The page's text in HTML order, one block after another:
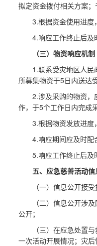
拟定资金拨付相关方案
3.根据资金使用进度
4.响应工作终止后及
（三）物资响应机制
1.联系受灾地区人民
所募集物资于5日内送达
2.涉及采购的物资，
作，于5个工作日内完成
3.根据物资发放进度
4.响应期间应及时配
5.响应工作终止后及
五、应急慈善活动
（一）信息公开接
（二）信息公开涉
公开；
（三）在应急处置
一次活动开展情况；灾